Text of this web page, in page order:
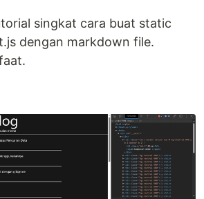
singkat cara buat static
dengan markdown file.